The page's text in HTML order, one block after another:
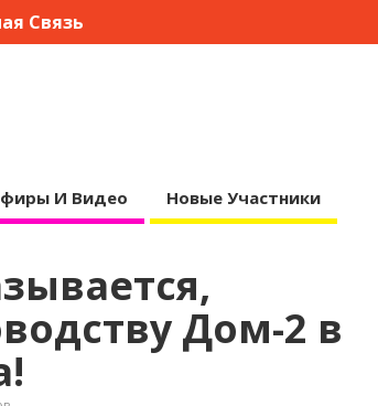
Связь
И Видео Новые Участники
Дом-2 в